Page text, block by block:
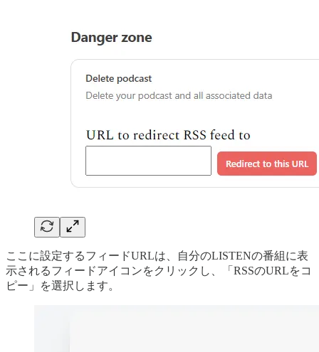
ここに設定するフィードURLは、自分のLISTENの番組に表
示されるフィードアイコンをクリックし、「RSSのURLをコ
ピー」を選択します。